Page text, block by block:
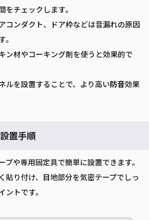
をチェックします。
コンダクト、ドア枠などは音漏れの原因
ン材やコーキング剤を使うと効果的で
ルを設置することで、より高い防音効果
置手順
プや専用固定具で簡単に設置できます。
貼り付け、目地部分を気密テープでしっ
ントです。